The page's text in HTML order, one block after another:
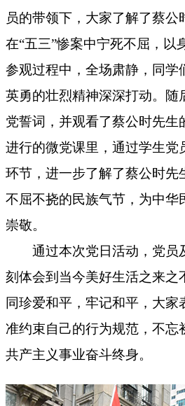
员的带领下，大家了解了蔡公
在“五三”惨案中宁死不屈，以
参观过程中，全场肃静，同学
英勇的壮烈精神深深打动。随
党誓词，并观看了蔡公时先生
进行的微党课里，通过学生党
环节，进一步了解了蔡公时先
不屈不挠的民族气节，为中华
崇敬。
通过本次党日活动，党员
刻体会到当今美好生活之来之
同珍爱和平，牢记和平，大家
准约束自己的行为规范，不忘
共产主义事业奋斗终身。